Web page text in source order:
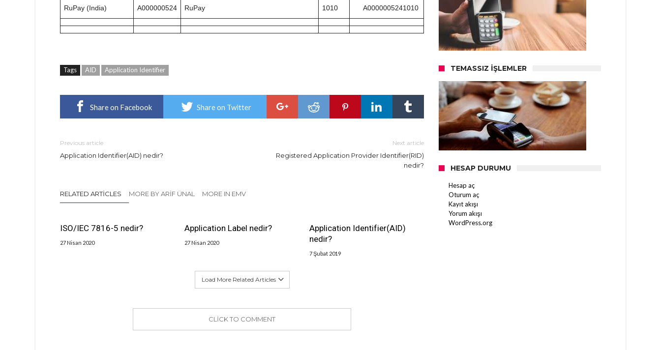
RuPay (India) A000000524 RuPay 1010 A0000005241010
Tags AID Application Identifier
Share on Facebook Share on Twitter
Previous article
Application Identifier(AID) nedir?
Next article
Registered Application Provider Identifier(RID)
nedir?
RELATED ARTICLES MORE BY ARIF ÜNAL MORE IN EMV
ISO/IEC 7816-5 nedir?
27 Nisan 2020
Application Label nedir?
27 Nisan 2020
Application Identifier(AID)
nedir?
7 Şubat 2019
Load More Related Articles
CLICK TO COMMENT
TEMASSIZ İŞLEMLER
HESAP DURUMU
Hesap aç
Oturum aç
Kayıt akışı
Yorum akışı
WordPress.org